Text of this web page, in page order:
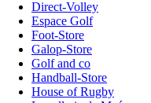
Direct-Volley
Espace Golf
Foot-Store
Galop-Store
Golf and co
Handball-Store
House of Rugby